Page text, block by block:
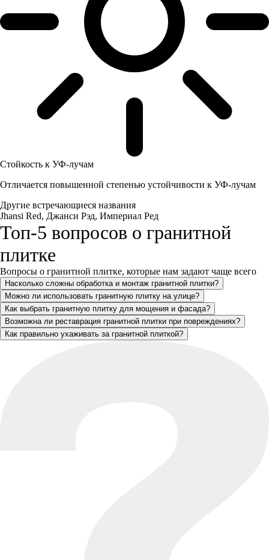
Стойкость к УФ-лучам
Отличается повышенной степенью устойчивости к УФ-лучам
Другие встречающиеся названия
Jhansi Red, Джанси Рэд, Империал Ред
Топ-5 вопросов о гранитной
плитке
Вопросы о гранитной плитке, которые нам задают чаще всего
Насколько сложны обработка и монтаж гранитной плитки?
Можно ли использовать гранитную плитку на улице?
Как выбрать гранитную плитку для мощения и фасада?
Возможна ли реставрация гранитной плитки при повреждениях?
Как правильно ухаживать за гранитной плиткой?